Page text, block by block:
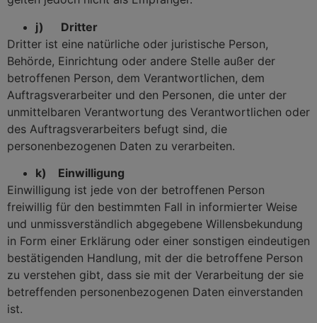
j) Dritter
Dritter ist eine natürliche oder juristische Person,
Behörde, Einrichtung oder andere Stelle außer der
betroffenen Person, dem Verantwortlichen, dem
Auftragsverarbeiter und den Personen, die unter der
unmittelbaren Verantwortung des Verantwortlichen oder
des Auftragsverarbeiters befugt sind, die
personenbezogenen Daten zu verarbeiten.
k) Einwilligung
Einwilligung ist jede von der betroffenen Person
freiwillig für den bestimmten Fall in informierter Weise
und unmissverständlich abgegebene Willensbekundung
in Form einer Erklärung oder einer sonstigen eindeutigen
bestätigenden Handlung, mit der die betroffene Person
zu verstehen gibt, dass sie mit der Verarbeitung der sie
betreffenden personenbezogenen Daten einverstanden
ist.